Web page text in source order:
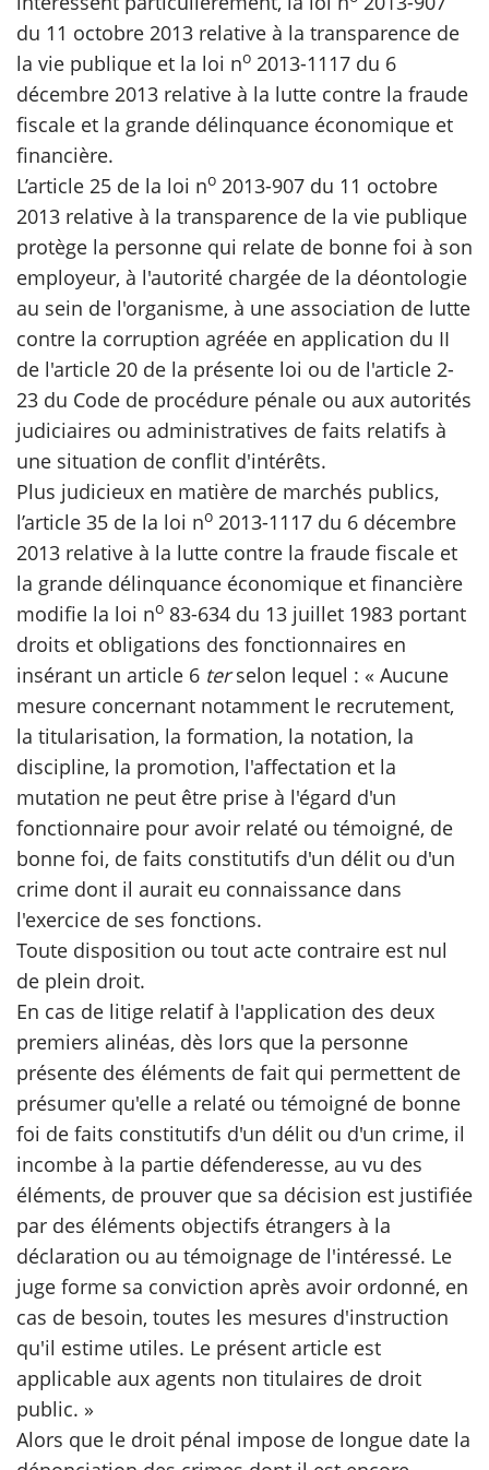
du 11 octobre 2013 relative à la transparence de
la vie publique et la loi no 2013-1117 du 6
décembre 2013 relative à la lutte contre la fraude
fiscale et la grande délinquance économique et
financière.
L’article 25 de la loi no 2013-907 du 11 octobre
2013 relative à la transparence de la vie publique
protège la personne qui relate de bonne foi à son
employeur, à l'autorité chargée de la déontologie
au sein de l'organisme, à une association de lutte
contre la corruption agréée en application du II
de l'article 20 de la présente loi ou de l'article 2-
23 du Code de procédure pénale ou aux autorités
judiciaires ou administratives de faits relatifs à
une situation de conflit d'intérêts.
Plus judicieux en matière de marchés publics,
l’article 35 de la loi no 2013-1117 du 6 décembre
2013 relative à la lutte contre la fraude fiscale et
la grande délinquance économique et financière
modifie la loi no 83-634 du 13 juillet 1983 portant
droits et obligations des fonctionnaires en
insérant un article 6 terselon lequel : « Aucune
mesure concernant notamment le recrutement,
la titularisation, la formation, la notation, la
discipline, la promotion, l'affectation et la
mutation ne peut être prise à l'égard d'un
fonctionnaire pour avoir relaté ou témoigné, de
bonne foi, de faits constitutifs d'un délit ou d'un
crime dont il aurait eu connaissance dans
l'exercice de ses fonctions.
Toute disposition ou tout acte contraire est nul
de plein droit.
En cas de litige relatif à l'application des deux
premiers alinéas, dès lors que la personne
présente des éléments de fait qui permettent de
présumer qu'elle a relaté ou témoigné de bonne
foi de faits constitutifs d'un délit ou d'un crime, il
incombe à la partie défenderesse, au vu des
éléments, de prouver que sa décision est justifiée
par des éléments objectifs étrangers à la
déclaration ou au témoignage de l'intéressé. Le
juge forme sa conviction après avoir ordonné, en
cas de besoin, toutes les mesures d'instruction
qu'il estime utiles. Le présent article est
applicable aux agents non titulaires de droit
public. »
Alors que le droit pénal impose de longue date la